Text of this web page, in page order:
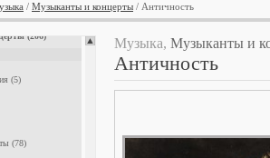
/ Музыканты и концерты / Античность
(96)
(206)
(5)
(78)
Музыка, Музыканты и
Античность